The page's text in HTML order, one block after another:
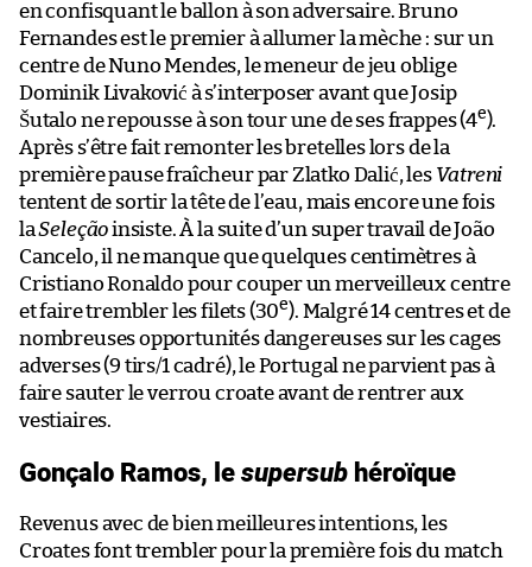
en confisquant le ballon à son adversaire. Bruno
Fernandes est le premier à allumer la mèche : sur un
centre de Nuno Mendes, le meneur de jeu oblige
Dominik Livaković à s’interposer avant que Josip
Šutalo ne repousse à son tour une de ses frappes (4e).
Après s’être fait remonter les bretelles lors de la
première pause fraîcheur par Zlatko Dalić, les Vatreni
tentent de sortir la tête de l’eau, mais encore une fois
laSeleçãoinsiste. À la suite d’un super travail de João
Cancelo, il ne manque que quelques centimètres à
Cristiano Ronaldo pour couper un merveilleux centre
et faire trembler les filets (30e). Malgré 14 centres et de
nombreuses opportunités dangereuses sur les cages
adverses (9 tirs/1 cadré), le Portugal ne parvient pas à
faire sauter le verrou croate avant de rentrer aux
vestiaires.
Gonçalo Ramos, lesupersubhéroïque
Revenus avec de bien meilleures intentions, les
Croates font trembler pour la première fois du match